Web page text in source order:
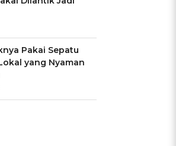
Pakai Sepatu
yang Nyaman